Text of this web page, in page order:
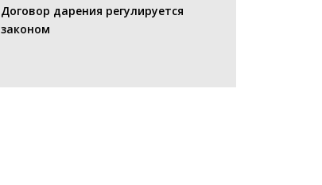
Договор дарения регулируется
законом